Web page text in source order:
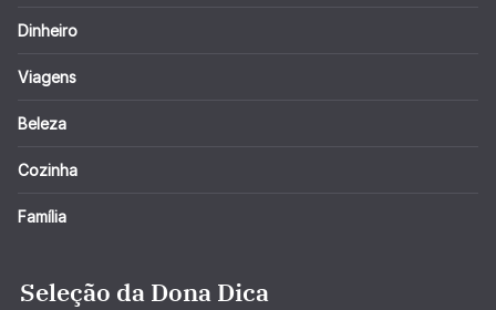
Dinheiro
Viagens
Beleza
Cozinha
Família
Seleção da Dona Dica